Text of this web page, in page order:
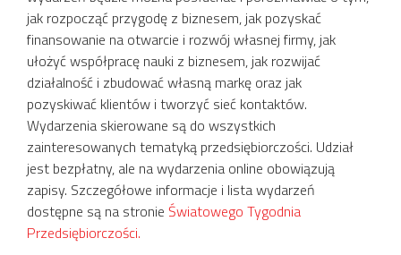
jak rozpocząć przygodę z biznesem, jak pozyskać
finansowanie na otwarcie i rozwój własnej firmy, jak
ułożyć współpracę nauki z biznesem, jak rozwijać
działalność i zbudować własną markę oraz jak
pozyskiwać klientów i tworzyć sieć kontaktów.
Wydarzenia skierowane są do wszystkich
zainteresowanych tematyką przedsiębiorczości. Udział
jest bezpłatny, ale na wydarzenia online obowiązują
zapisy. Szczegółowe informacje i lista wydarzeń
dostępne są na stronie Światowego Tygodnia
Przedsiębiorczości.